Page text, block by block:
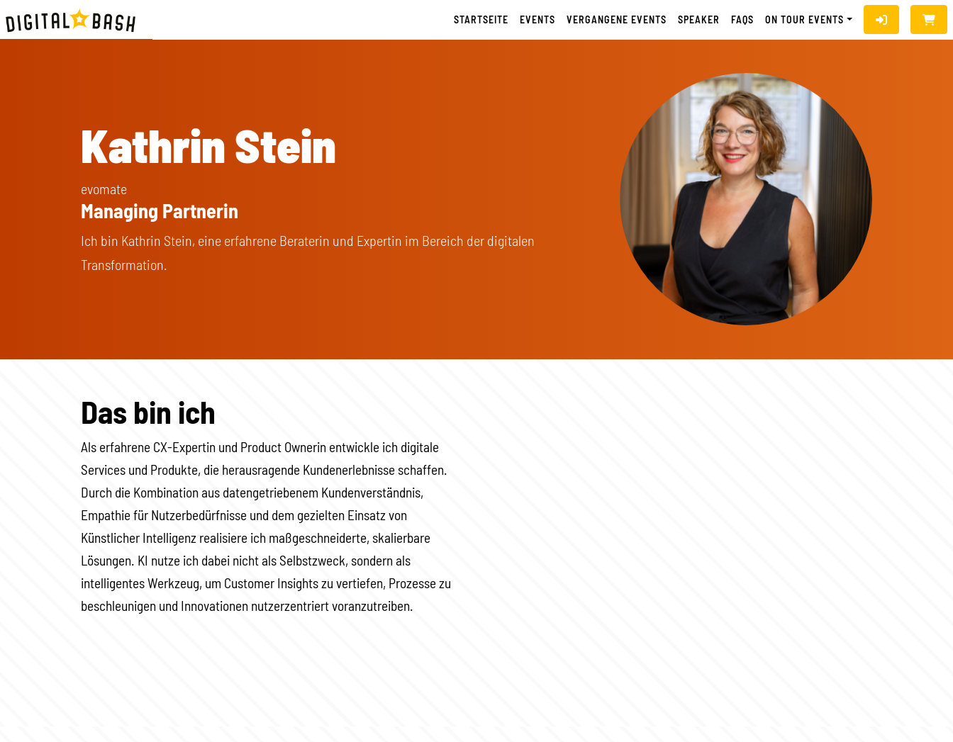
STARTSEITE EVENTS VERGANGENE EVENTS SPEAKER FAQS ON TOUR EVENTS
Kathrin Stein
evomate
Managing Partnerin
Ich bin Kathrin Stein, eine erfahrene Beraterin und Expertin im Bereich der digitalen
Transformation.
Das bin ich
Als erfahrene CX-Expertin und Product Ownerin entwickle ich digitale
Services und Produkte, die herausragende Kundenerlebnisse schaffen.
Durch die Kombination aus datengetriebenem Kundenverständnis,
Empathie für Nutzerbedürfnisse und dem gezielten Einsatz von
Künstlicher Intelligenz realisiere ich maßgeschneiderte, skalierbare
Lösungen. KI nutze ich dabei nicht als Selbstzweck, sondern als
intelligentes Werkzeug, um Customer Insights zu vertiefen, Prozesse zu
beschleunigen und Innovationen nutzerzentriert voranzutreiben.